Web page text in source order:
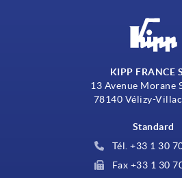
KIPP FRANCE
13 Avenue Morane
78140 Vélizy-
Standard
Tél. +33 1 30
Fax +33 1 30